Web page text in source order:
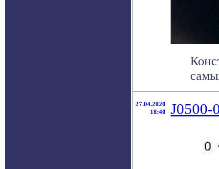
27.04.2020
18:40
J0500-